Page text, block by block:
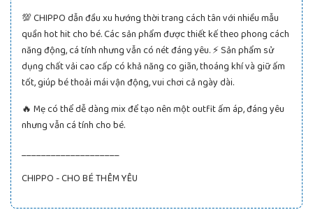
💯 CHIPPO dẫn đầu xu hướng thời trang cách tân với nhiều mẫu
quần hot hit cho bé. Các sản phẩm được thiết kế theo phong cách
năng động, cá tính nhưng vẫn có nét đáng yêu. ⚡ Sản phẩm sử
dụng chất vải cao cấp có khả năng co giãn, thoáng khí và giữ ấm
tốt, giúp bé thoải mái vận động, vui chơi cả ngày dài.
🔥 Mẹ có thể dễ dàng mix để tạo nên một outfit ấm áp, đáng yêu
nhưng vẫn cá tính cho bé.
____________________
CHIPPO - CHO BÉ THÊM YÊU